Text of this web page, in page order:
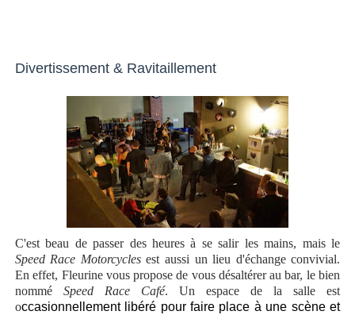
Divertissement & Ravitaillement
C'est beau de passer des heures à se salir les mains, mais le
Speed Race Motorcyclesest aussi un lieu d'échange convivial.
En effet, Fleurine vous propose de vous désaltérer au bar, le bien
nommé Speed Race Café. Un espace de la salle est
occasionnellement libéré pour faire place à une scène et